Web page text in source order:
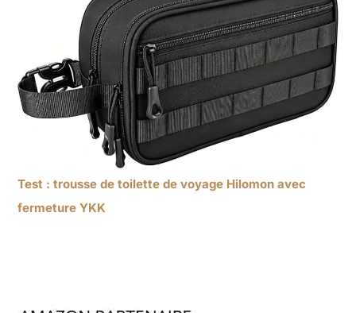
Test : trousse de toilette de voyage Hilomon avec
fermeture YKK